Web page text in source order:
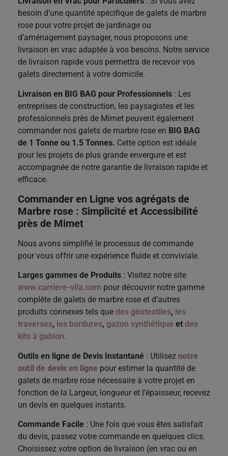
besoin d’une quantité spécifique de galets de marbre
rose pour votre projet de jardinage ou
d’aménagement paysager, nous proposons une
livraison en vrac adaptée à vos besoins. Notre service
de livraison rapide vous permettra de recevoir vos
galets directement à votre domicile.
Livraison en BIG BAG pour Professionnels : Les
entreprises de construction, les paysagistes et les
professionnels près de Mimet peuvent également
commander nos galets de marbre rose en BIG BAG
de 1 Tonne ou 1.5 Tonnes. Cette option est idéale
pour les projets de plus grande envergure et est
accompagnée de notre garantie de livraison rapide et
efficace.
Commander en Ligne vos agrégats de
Marbre rose : Simplicité et Accessibilité
près de Mimet
Nous avons simplifié le processus de commande
pour vous offrir une expérience fluide et conviviale.
Larges gammes de Produits : Visitez notre site
www.carriere-vila.com pour découvrir notre gamme
complète de galets de marbre rose et d’autres
produits connexes tels que des géotextiles, les
traverses, les bordures, gazon synthétique et des
kits à gabion.
Outils en ligne de Devis Instantané : Utilisez notre
outil de devis en ligne pour estimer la quantité de
galets de marbre rose nécessaire à votre projet en
fonction de la Largeur, longueur et l’épaisseur, recevez
un devis en quelques instants.
Commande Facile : Une fois que vous êtes satisfait
du devis, passez votre commande en quelques clics.
Choisissez votre option de livraison (en vrac ou en